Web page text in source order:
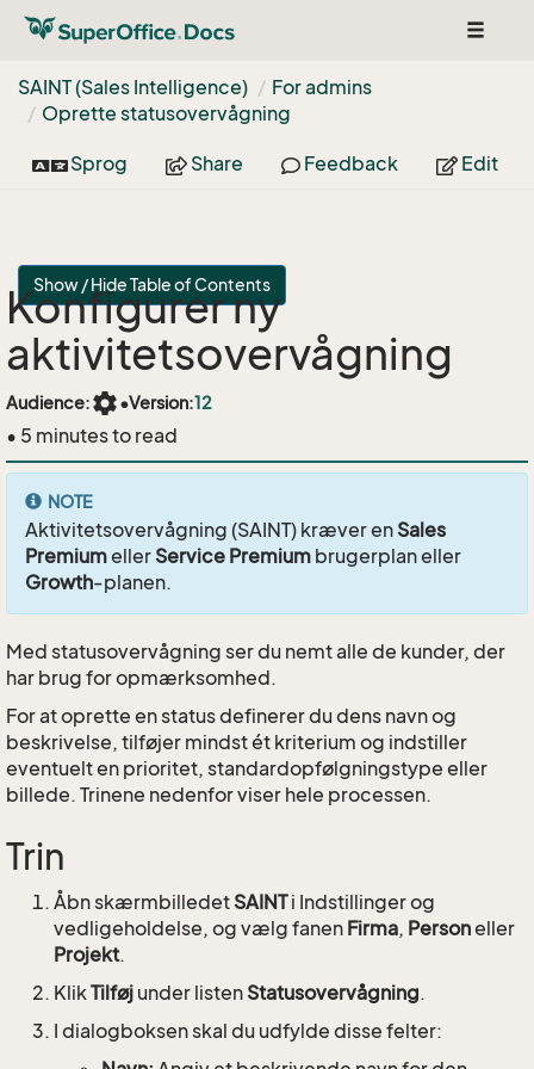
Toggle
SAINT (Sales Intelligence)
For admins
Oprette statusovervågning
Sprog Share Feedback Edit
Show / Hide Table of Contents
Konfigurer ny
aktivitetsovervågning
Audience:settings•Version:12
• 5 minutes to read
NOTE
Aktivitetsovervågning (SAINT) kræver enSales
PremiumellerService Premium brugerplan eller
Growth-planen.
Med statusovervågning ser du nemt alle de kunder, der
har brug for opmærksomhed.
For at oprette en status definerer du dens navn og
beskrivelse, tilføjer mindst ét kriterium og indstiller
eventuelt en prioritet, standardopfølgningstype eller
billede. Trinene nedenfor viser hele processen.
Trin
Åbn skærmbilledet SAINTi Indstillinger og
vedligeholdelse, og vælg fanen Firma, Personeller
Projekt.
KlikTilføj under listen Statusovervågning.
I dialogboksen skal du udfylde disse felter: